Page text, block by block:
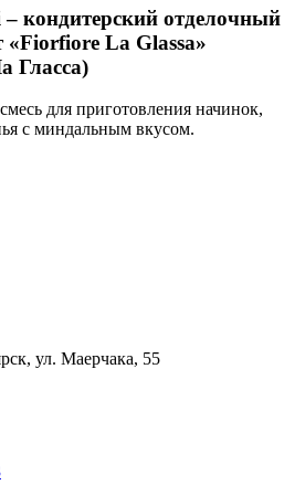
кондитерский отделочный
«Fiorfiore La Glassa»
Гласса)
для приготовления начинок,
с миндальным вкусом.
ул. Маерчака, 55